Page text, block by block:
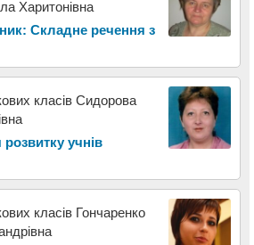
Харитонівна
Складне речення з
класів Сидорова
учнів
класів Гончаренко